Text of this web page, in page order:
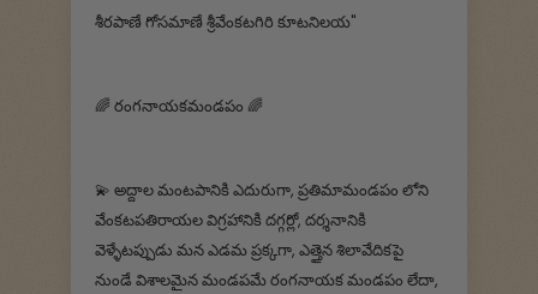
శీరపాణే గోసమాణే శ్రీవేంకటగిరి కూటనిలయ"
🌈 రంగనాయకమండపం 🌈
💫 అద్దాల మంటపానికి ఎదురుగా, ప్రతిమామండపం లోని
వేంకటపతిరాయల విగ్రహానికి దగ్గర్లో, దర్శనానికి
వెళ్ళేటప్పుడు మన ఎడమ ప్రక్కగా, ఎత్తైన శిలావేదికపై
నుండే విశాలమైన మండపమే రంగనాయక మండపం లేదా,